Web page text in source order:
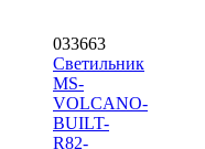
033663
Светильник
MS-
VOLCANO-
BUILT-
R82-